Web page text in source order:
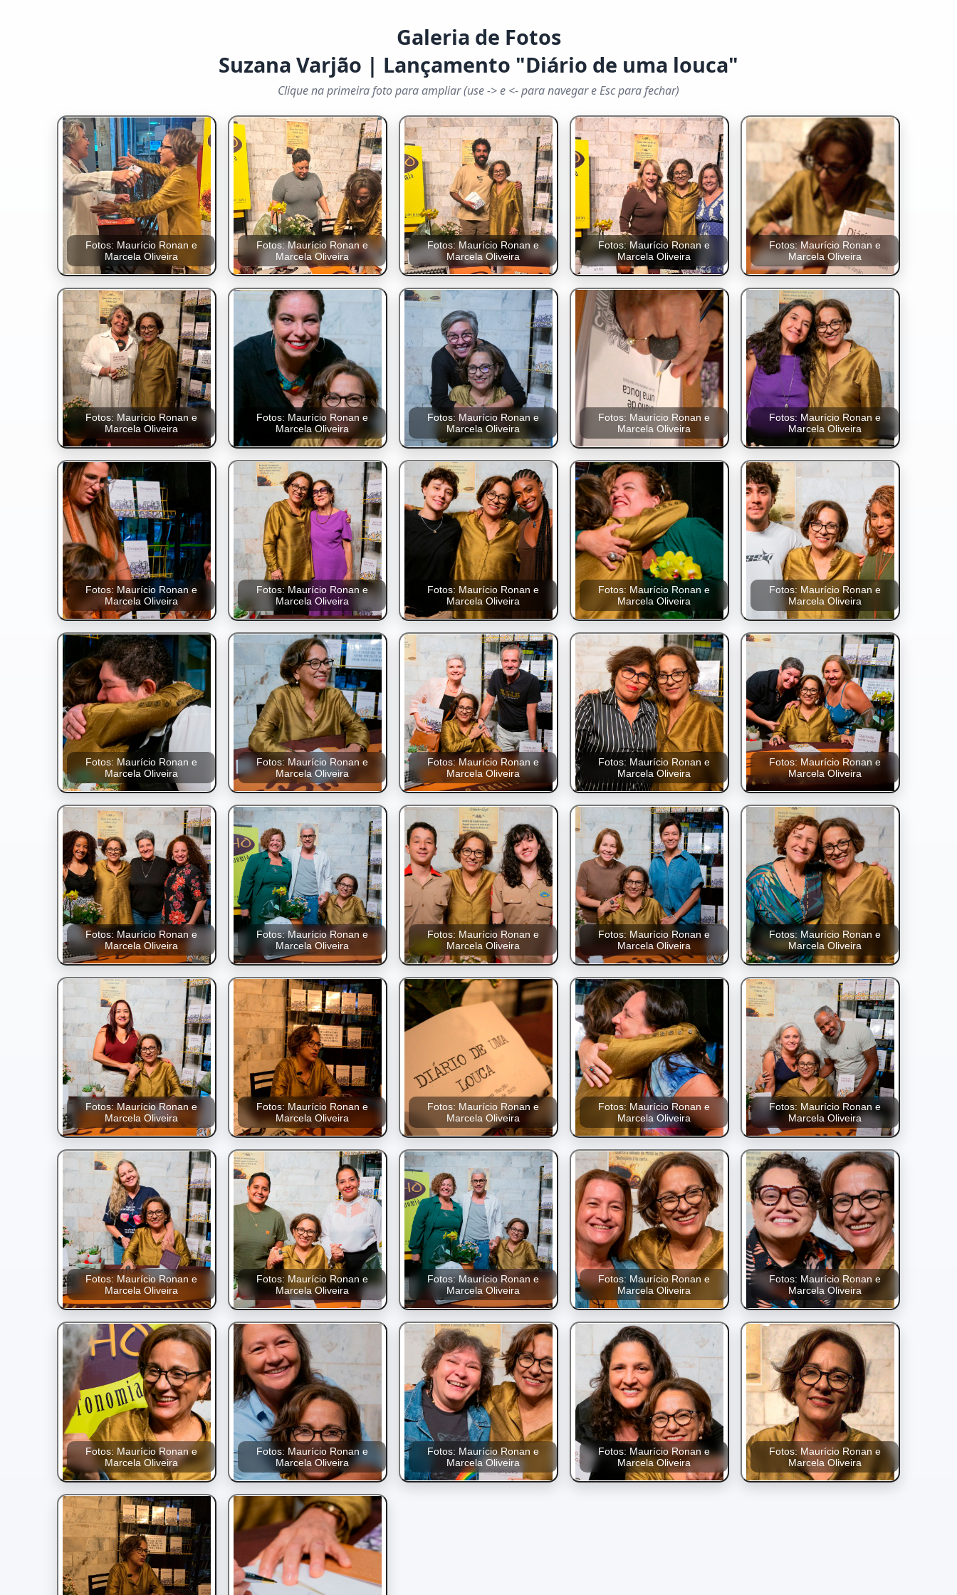
Galeria de Fotos
Suzana Varjão | Lançamento "Diário de uma louca"
Clique na primeira foto para ampliar (use -> e <- para navegar e Esc para fechar)
Fotos: Maurício Ronan e
Marcela Oliveira
Fotos: Maurício Ronan e
Marcela Oliveira
Fotos: Maurício Ronan e
Marcela Oliveira
Fotos: Maurício Ronan e
Marcela Oliveira
Fotos: Maurício Ronan e
Marcela Oliveira
Fotos: Maurício Ronan e
Marcela Oliveira
Fotos: Maurício Ronan e
Marcela Oliveira
Fotos: Maurício Ronan e
Marcela Oliveira
Fotos: Maurício Ronan e
Marcela Oliveira
Fotos: Maurício Ronan e
Marcela Oliveira
Fotos: Maurício Ronan e
Marcela Oliveira
Fotos: Maurício Ronan e
Marcela Oliveira
Fotos: Maurício Ronan e
Marcela Oliveira
Fotos: Maurício Ronan e
Marcela Oliveira
Fotos: Maurício Ronan e
Marcela Oliveira
Fotos: Maurício Ronan e
Marcela Oliveira
Fotos: Maurício Ronan e
Marcela Oliveira
Fotos: Maurício Ronan e
Marcela Oliveira
Fotos: Maurício Ronan e
Marcela Oliveira
Fotos: Maurício Ronan e
Marcela Oliveira
Fotos: Maurício Ronan e
Marcela Oliveira
Fotos: Maurício Ronan e
Marcela Oliveira
Fotos: Maurício Ronan e
Marcela Oliveira
Fotos: Maurício Ronan e
Marcela Oliveira
Fotos: Maurício Ronan e
Marcela Oliveira
Fotos: Maurício Ronan e
Marcela Oliveira
Fotos: Maurício Ronan e
Marcela Oliveira
Fotos: Maurício Ronan e
Marcela Oliveira
Fotos: Maurício Ronan e
Marcela Oliveira
Fotos: Maurício Ronan e
Marcela Oliveira
Fotos: Maurício Ronan e
Marcela Oliveira
Fotos: Maurício Ronan e
Marcela Oliveira
Fotos: Maurício Ronan e
Marcela Oliveira
Fotos: Maurício Ronan e
Marcela Oliveira
Fotos: Maurício Ronan e
Marcela Oliveira
Fotos: Maurício Ronan e
Marcela Oliveira
Fotos: Maurício Ronan e
Marcela Oliveira
Fotos: Maurício Ronan e
Marcela Oliveira
Fotos: Maurício Ronan e
Marcela Oliveira
Fotos: Maurício Ronan e
Marcela Oliveira